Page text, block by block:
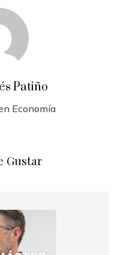
Patiño
Economía
Gustar